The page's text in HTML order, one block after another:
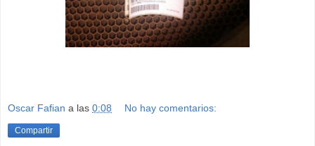
Oscar Fafian a las 0:08 No hay comentarios:
Compartir